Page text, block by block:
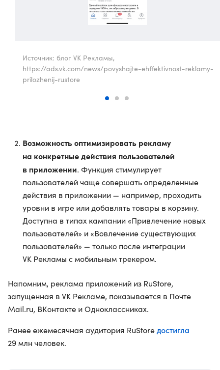
Источник: блог VK Рекламы,
https://ads.vk.com/news/povyshajte-ehffektivnost-reklamy-
prilozhenij-rustore
Возможность оптимизировать рекламу
на конкретные действия пользователей
в приложении. Функция стимулирует
пользователей чаще совершать определенные
действия в приложении — например, проходить
уровни в игре или добавлять товары в корзину.
Доступна в типах кампании «Привлечение новых
пользователей» и «Вовлечение существующих
пользователей» — только после интеграции
VK Рекламы с мобильным трекером.
Напомним, реклама приложений из RuStore,
запущенная в VK Рекламе, показывается в Почте
Mail.ru, ВКонтакте и Одноклассниках.
Ранее ежемесячная аудитория RuStoreдостигла
29 млн человек.